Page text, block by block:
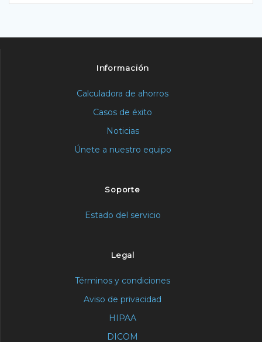
Información
Calculadora de ahorros
Casos de éxito
Noticias
Únete a nuestro equipo
Soporte
Estado del servicio
Legal
Términos y condiciones
Aviso de privacidad
HIPAA
DICOM